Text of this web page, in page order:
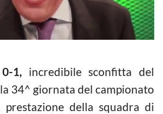
1,incredibile sconfitta del
34^ giornata del campionato
della squadra di